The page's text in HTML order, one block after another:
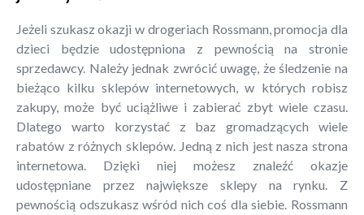
Jeżeli szukasz okazji w drogeriach Rossmann, promocja dla
dzieci będzie udostępniona z pewnością na stronie
sprzedawcy. Należy jednak zwrócić uwagę, że śledzenie na
bieżąco kilku sklepów internetowych, w których robisz
zakupy, może być uciążliwe i zabierać zbyt wiele czasu.
Dlatego warto korzystać z baz gromadzących wiele
rabatów z różnych sklepów. Jedną z nich jest nasza strona
internetowa. Dzięki niej możesz znaleźć okazje
udostępniane przez największe sklepy na rynku. Z
pewnością odszukasz wśród nich coś dla siebie. Rossmann